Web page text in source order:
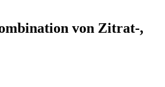
von Zitrat-,